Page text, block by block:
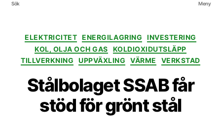
Sök Meny
Kategorier
ELEKTRICITET ENERGILAGRING
INVESTERING
KOL, OLJA OCH GAS
KOLDIOXIDUTSLÄPP
TILLVERKNING
UPPVÄXLING VÄRME VERKSTAD
Stålbolaget SSAB får
stöd för grönt stål